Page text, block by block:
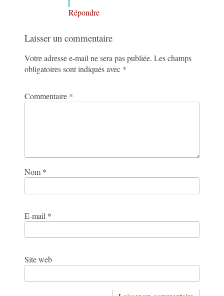
Répondre
Laisser un commentaire
Votre adresse e-mail ne sera pas publiée. Les champs
obligatoires sont indiqués avec *
Commentaire *
Nom *
E-mail *
Site web